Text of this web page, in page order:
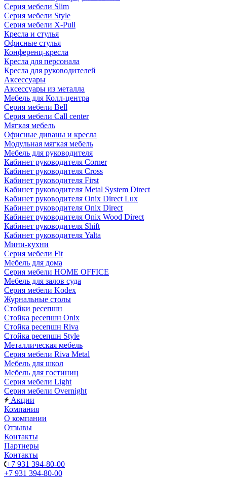
Серия мебели Slim
Серия мебели Style
Серия мебели X-Pull
Кресла и стулья
Офисные стулья
Конференц-кресла
Кресла для персонала
Кресла для руководителей
Аксессуары
Аксессуары из металла
Мебель для Колл-центра
Серия мебели Bell
Серия мебели Call center
Мягкая мебель
Офисные диваны и кресла
Модульная мягкая мебель
Мебель для руководителя
Кабинет руководителя Corner
Кабинет руководителя Cross
Кабинет руководителя First
Кабинет руководителя Metal System Direct
Кабинет руководителя Onix Direct Lux
Кабинет руководителя Onix Direct
Кабинет руководителя Onix Wood Direct
Кабинет руководителя Shift
Кабинет руководителя Yalta
Мини-кухни
Серия мебели Fit
Мебель для дома
Серия мебели HOME OFFICE
Мебель для залов суда
Серия мебели Kodex
Журнальные столы
Стойки ресепшн
Стойка ресепшн Onix
Стойка ресепшн Riva
Стойка ресепшн Style
Металлическая мебель
Серия мебели Riva Metal
Мебель для школ
Мебель для гостиниц
Серия мебели Light
Серия мебели Overnight
Акции
Компания
О компании
Отзывы
Контакты
Партнеры
Контакты
+7 931 394-80-00
+7 931 394-80-00